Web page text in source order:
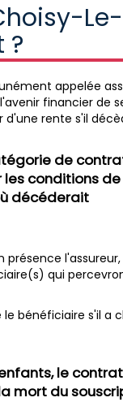
?
appelée
financier de
rente s'il
de
conditions de
décéderait
qui
bénéficiaire s'il
le
mort du